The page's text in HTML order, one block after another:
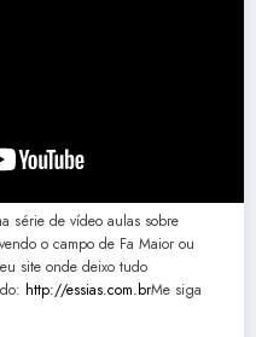
série de vídeo aulas sobre
o campo de Fa Maior ou
site onde deixo tudo
http://essias.com.brMe siga